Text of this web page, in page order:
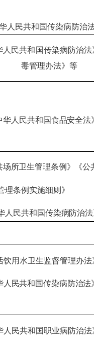
华人民共和国传染病防治
人民共和国传染病防治
毒管理办法》等
华人民共和国食品安全法
场所卫生管理条例》《公
理条例实施细则》
人民共和国传染病防治法
饮用水卫生监督管理办法
人民共和国传染病防治法
人民共和国职业病防治法